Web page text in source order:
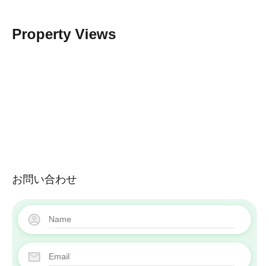
Property Views
お問い合わせ